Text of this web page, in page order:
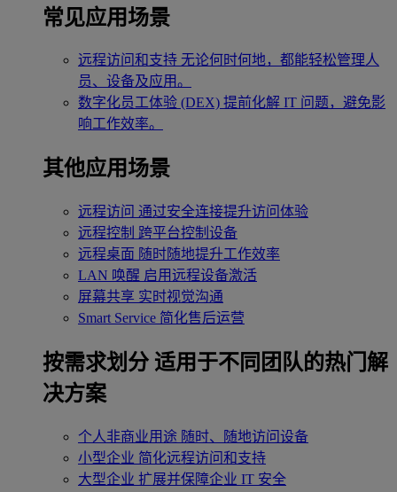
常见应用场景
远程访问和支持 无论何时何地，都能轻松管理人
员、设备及应用。
数字化员工体验 (DEX) 提前化解 IT 问题，避免影
响工作效率。
其他应用场景
远程访问 通过安全连接提升访问体验
远程控制 跨平台控制设备
远程桌面 随时随地提升工作效率
LAN 唤醒 启用远程设备激活
屏幕共享 实时视觉沟通
Smart Service 简化售后运营
按需求划分 适用于不同团队的热门解
决方案
个人非商业用途 随时、随地访问设备
小型企业 简化远程访问和支持
大型企业 扩展并保障企业 IT 安全